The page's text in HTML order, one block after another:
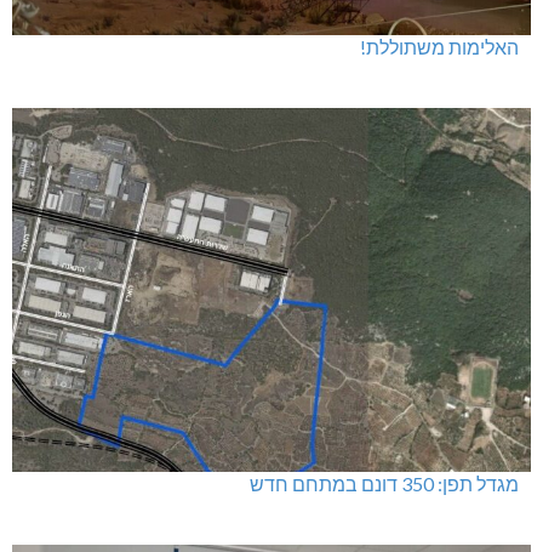
האלימות משתוללת!
מגדל תפן: 350 דונם במתחם חדש